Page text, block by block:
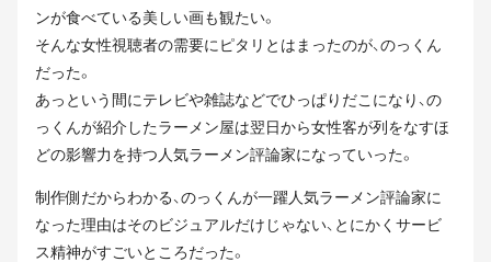
ンが食べている美しい画も観たい。
そんな女性視聴者の需要にピタリとはまったのが、のっくん
だった。
あっという間にテレビや雑誌などでひっぱりだこになり、の
っくんが紹介したラーメン屋は翌日から女性客が列をなすほ
どの影響力を持つ人気ラーメン評論家になっていった。
制作側だからわかる、のっくんが一躍人気ラーメン評論家に
なった理由はそのビジュアルだけじゃない、とにかくサービ
ス精神がすごいところだった。